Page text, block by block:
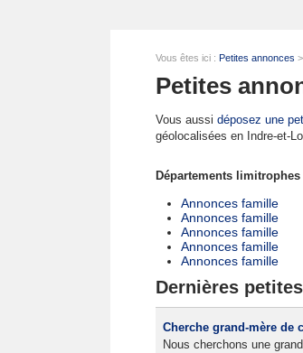
Vous êtes ici : Petites annonces >
Petites
Vous aussi déposez une
géolocalisées en Indre-et-
Départements limitrophes
Annonces famille
Annonces famille
Annonces famille
Annonces famille
Annonces famille
Dernières
Cherche grand-mère de
Nous cherchons une